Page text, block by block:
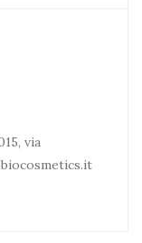
via